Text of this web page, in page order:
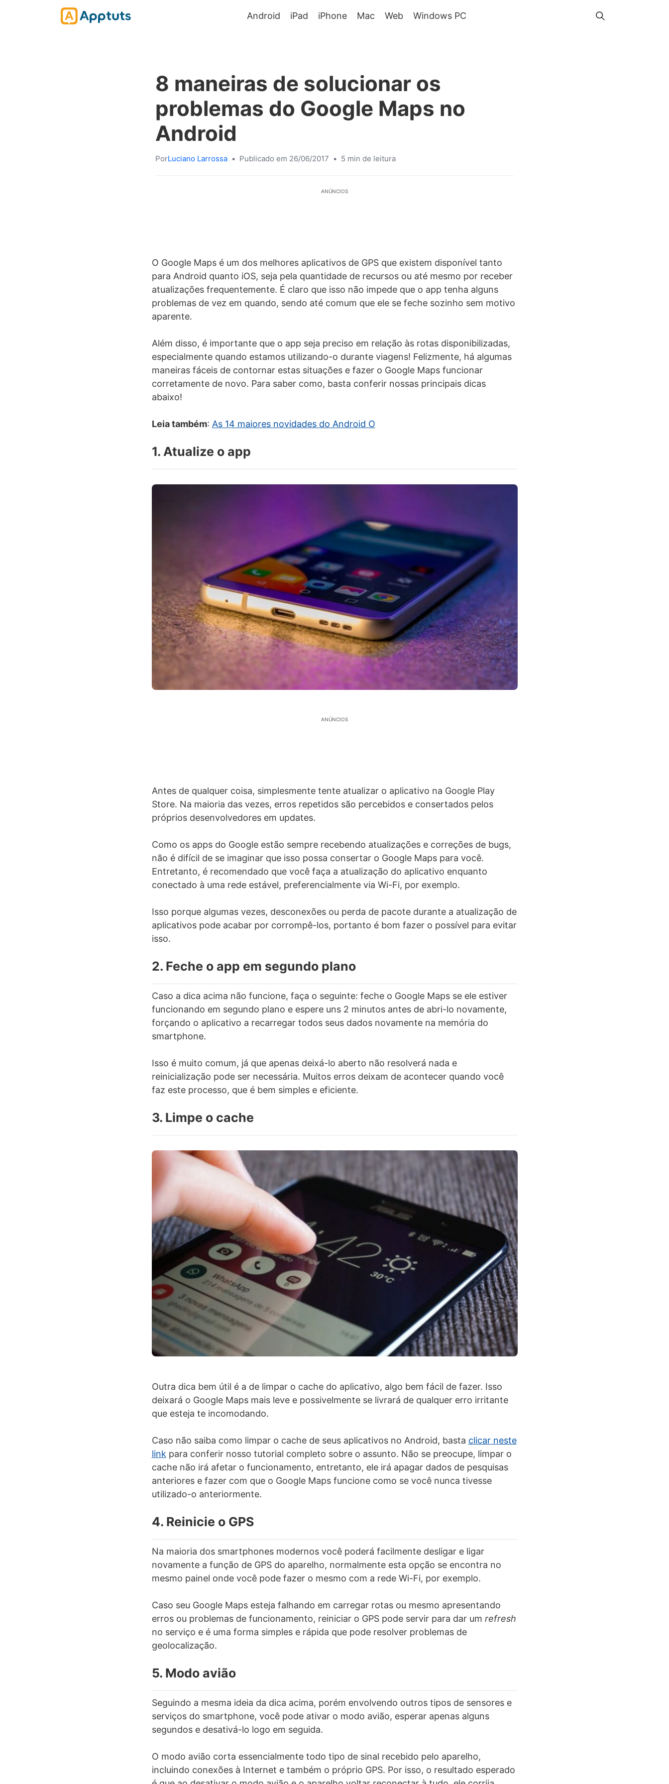
Android iPad iPhone Mac Web Windows PC
8 maneiras de solucionar os
problemas do Google Maps no
Android
PorLuciano Larrossa • Publicado em 26/06/2017 • 5 min de leitura
ANÚNCIOS
O Google Maps é um dos melhores aplicativos de GPS que existem disponível tanto
para Android quanto iOS, seja pela quantidade de recursos ou até mesmo por receber
atualizações frequentemente. É claro que isso não impede que o app tenha alguns
problemas de vez em quando, sendo até comum que ele se feche sozinho sem motivo
aparente.
Além disso, é importante que o app seja preciso em relação às rotas disponibilizadas,
especialmente quando estamos utilizando-o durante viagens! Felizmente, há algumas
maneiras fáceis de contornar estas situações e fazer o Google Maps funcionar
corretamente de novo. Para saber como, basta conferir nossas principais dicas
abaixo!
Leia também: As 14 maiores novidades do Android O
1. Atualize o app
ANÚNCIOS
Antes de qualquer coisa, simplesmente tente atualizar o aplicativo na Google Play
Store. Na maioria das vezes, erros repetidos são percebidos e consertados pelos
próprios desenvolvedores em updates.
Como os apps do Google estão sempre recebendo atualizações e correções de bugs,
não é difícil de se imaginar que isso possa consertar o Google Maps para você.
Entretanto, é recomendado que você faça a atualização do aplicativo enquanto
conectado à uma rede estável, preferencialmente via Wi-Fi, por exemplo.
Isso porque algumas vezes, desconexões ou perda de pacote durante a atualização de
aplicativos pode acabar por corrompê-los, portanto é bom fazer o possível para evitar
isso.
2. Feche o app em segundo plano
Caso a dica acima não funcione, faça o seguinte: feche o Google Maps se ele estiver
funcionando em segundo plano e espere uns 2 minutos antes de abri-lo novamente,
forçando o aplicativo a recarregar todos seus dados novamente na memória do
smartphone.
Isso é muito comum, já que apenas deixá-lo aberto não resolverá nada e
reinicialização pode ser necessária. Muitos erros deixam de acontecer quando você
faz este processo, que é bem simples e eficiente.
3. Limpe o cache
Outra dica bem útil é a de limpar o cache do aplicativo, algo bem fácil de fazer. Isso
deixará o Google Maps mais leve e possivelmente se livrará de qualquer erro irritante
que esteja te incomodando.
Caso não saiba como limpar o cache de seus aplicativos no Android, basta clicar neste
link para conferir nosso tutorial completo sobre o assunto. Não se preocupe, limpar o
cache não irá afetar o funcionamento, entretanto, ele irá apagar dados de pesquisas
anteriores e fazer com que o Google Maps funcione como se você nunca tivesse
utilizado-o anteriormente.
4. Reinicie o GPS
Na maioria dos smartphones modernos você poderá facilmente desligar e ligar
novamente a função de GPS do aparelho, normalmente esta opção se encontra no
mesmo painel onde você pode fazer o mesmo com a rede Wi-Fi, por exemplo.
Caso seu Google Maps esteja falhando em carregar rotas ou mesmo apresentando
erros ou problemas de funcionamento, reiniciar o GPS pode servir para dar um refresh
no serviço e é uma forma simples e rápida que pode resolver problemas de
geolocalização.
5. Modo avião
Seguindo a mesma ideia da dica acima, porém envolvendo outros tipos de sensores e
serviços do smartphone, você pode ativar o modo avião, esperar apenas alguns
segundos e desativá-lo logo em seguida.
O modo avião corta essencialmente todo tipo de sinal recebido pelo aparelho,
incluindo conexões à Internet e também o próprio GPS. Por isso, o resultado esperado